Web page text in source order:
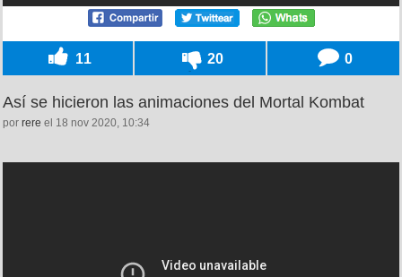
11 20 0
Así se hicieron las animaciones del Mortal Kombat
por rere el 18 nov 2020, 10:34